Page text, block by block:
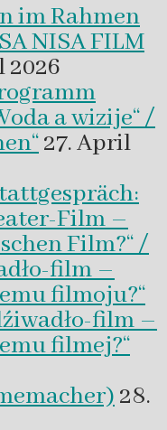
im Rahmen
NISA FILM
2026
a wizije“ /
27. April
Film –
Film?“ /
film –
filmoju?“
film –
filmej?“
28.